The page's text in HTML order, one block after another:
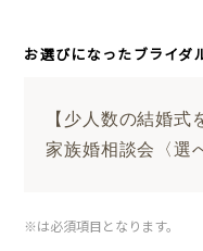
お選びになったブライダ
【少人数の結婚式
家族婚相談会〈選
※は必須項目となります。